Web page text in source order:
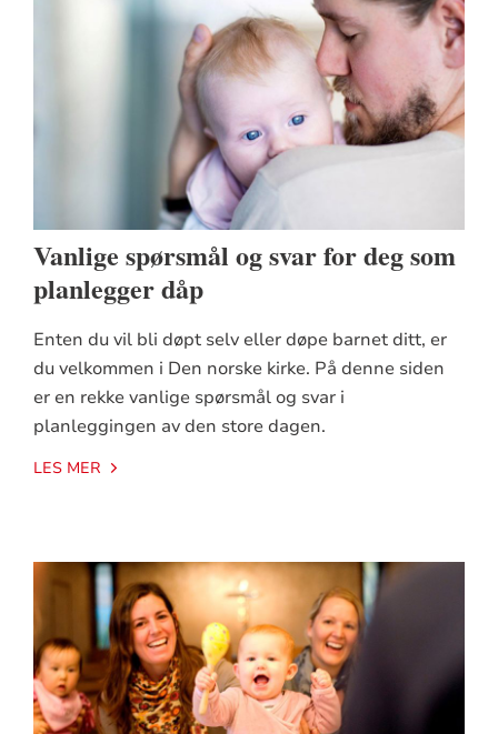
Vanlige spørsmål og svar for deg som
planlegger dåp
Enten du vil bli døpt selv eller døpe barnet ditt, er
du velkommen i Den norske kirke. På denne siden
er en rekke vanlige spørsmål og svar i
planleggingen av den store dagen.
LES MER